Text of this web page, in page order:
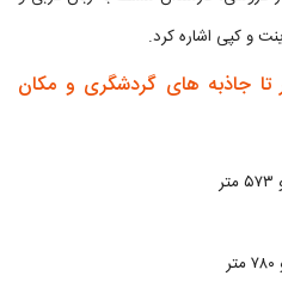
و کپی اشاره کرد.
تا جاذبه های گردشگری و مکان